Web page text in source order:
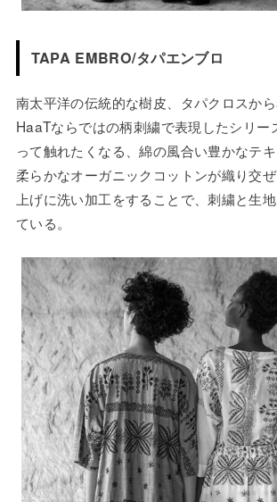
TAPA EMBRO/タパエンブロ
南太平洋の伝統的な樹皮、タパクロスから
HaaTならではの柄刺繍で表現したシリー
って触れたくなる、綿の風合い豊かなテキ
柔らかなオーガニックコットンが織り交
上げに洗い加工をすることで、刺繍と生
ている。